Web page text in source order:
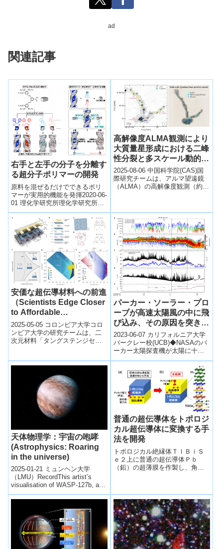
ad
関連記事
右手と左手の分子を分離す
る超分子ポリマーの開発
原料を混ぜるだけでできるポリ
マーが実用的機能を発揮2020-06-
01 理化学研究所理化学研究所
（理研）創発物性科学研究セン
ター創発生体関連ソフトマター
研究チー...
高解像度ALMA観測により
大質量星形成における二峰
性分裂と多スケール動的質
量降着の新証拠を発見
（ALMA High-resolution
Observations Reveal
and Multi-scale
Dynamical Mass
Accretion in High-mass
Star Formation）
2025-08-06 中国科学院(CAS)国
際研究チームは、アルマ望遠鏡
（ALMA）の高解像度観測（約
安価な超伝導材料への前進
（Scientists Edge Closer
to Affordable
Superconductors）
2025-05-05 コロンビア大学コロ
ンビア大学の研究チームは、二
次元材料「タングステンジセレ
伝導...
パーカー・ソーラー・プロ
ーブが高速太陽風の中に飛
び込み、その原因を突き止
める(Parker Solar Probe
flies into the fast solar
wind and finds its
source)
2023-06-07 カリフォルニア大学
バークレー校(UCB)◆NASAのパ
ーカー太陽探査機が太陽に十分
接近して、太陽風の微細構造を
検出しました。これにより、
太...
天体物理学：宇宙の咆哮
(Astrophysics: Roaring
in the universe)
2025-01-21 ミュンヘン大学
（LMU）RecordThis artist’s
visualisation of WASP-127b, a
giant g...
普通の超伝導体をトポロジ
カル超伝導体に変換する手
法を開発
トポロジカル絶縁体ＴｌＢｉＳ
ｅ２上に普通の超伝導体Ｐｂ
（鉛）の超薄膜を作製し、角度
てＰｂ超薄膜側に移動しトポロ
ジカル超伝導体に変化している
ことを発見した。